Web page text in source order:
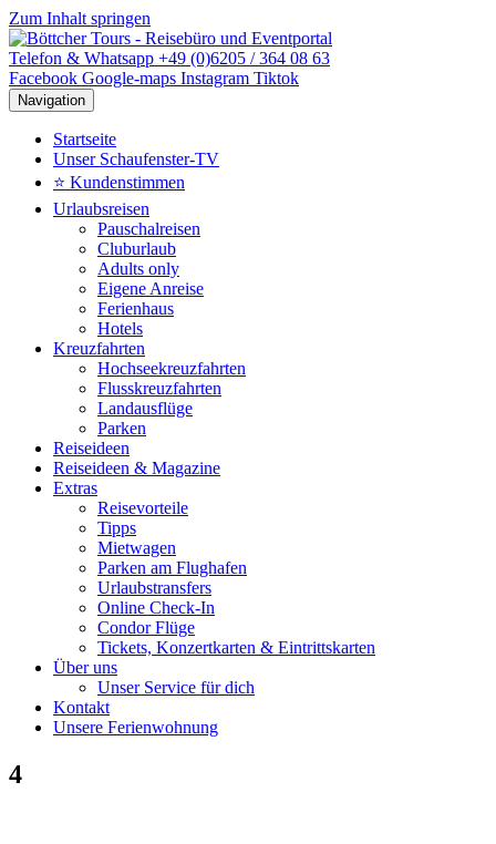
Zum Inhalt springen
Telefon & Whatsapp +49 (0)6205 / 364 08 63
Facebook Google-maps Instagram Tiktok
Navigation
Startseite
Unser Schaufenster-TV
⭐ Kundenstimmen
Urlaubsreisen
Pauschalreisen
Cluburlaub
Adults only
Eigene Anreise
Ferienhaus
Hotels
Kreuzfahrten
Hochseekreuzfahrten
Flusskreuzfahrten
Landausflüge
Parken
Reiseideen
Reiseideen & Magazine
Extras
Reisevorteile
Tipps
Mietwagen
Parken am Flughafen
Urlaubstransfers
Online Check-In
Condor Flüge
Tickets, Konzertkarten & Eintrittskarten
Über uns
Unser Service für dich
Kontakt
Unsere Ferienwohnung
4